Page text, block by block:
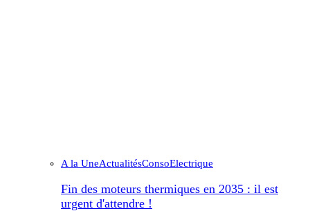
A la UneActualitésConsoElectrique
Fin des moteurs thermiques en 2035 : il est
urgent d'attendre !